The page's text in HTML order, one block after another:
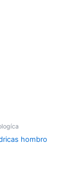
hombro